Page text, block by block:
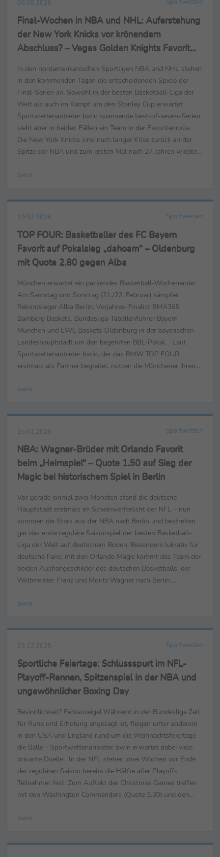
03.06.2026 Sportwetten
Final-Wochen in NBA und NHL: Auferstehung
der New York Knicks vor krönendem
Abschluss? – Vegas Golden Knights Favorit
In den nordamerikanischen Sportligen NBA und NHL stehen
in den kommenden Tagen die entscheidenden Spiele der
Final-Serien an. Sowohl in der besten Basketball-Liga der
Welt als auch im Kampf um den Stanley Cup erwartet
Sportwettenanbieter bwin spannende best-of-seven-Serien,
sieht aber in beiden Fällen ein Team in der Favoritenrolle.
Die New York Knicks sind nach langer Krise zurück an der
Spitze der NBA und zum ersten Mal nach 27 Jahren wieder
bwin
19.02.2026 Sportwetten
TOP FOUR: Basketballer des FC Bayern
Favorit auf Pokalsieg „dahoam“ – Oldenburg
mit Quote 2.80 gegen Alba
München erwartet ein packendes Basketball-Wochenende:
Am Samstag und Sonntag (21./22. Februar) kämpfen
Rekordsieger Alba Berlin, Vorjahres-Finalist BMA365
Bamberg Baskets, Bundesliga-Tabellenführer Bayern
München und EWE Baskets Oldenburg in der bayerischen
Landeshauptstadt um den begehrten BBL-Pokal. Laut
Sportwettenanbieter bwin, der das BMW TOP FOUR
erstmals als Partner begleitet, nutzen die Münchener ihren
als klarer Favorit ...
bwin
15.01.2026 Sportwetten
NBA: Wagner-Brüder mit Orlando Favorit
beim „Heimspiel“ – Quote 1.50 auf Sieg der
Magic bei historischem Spiel in Berlin
Vor gerade einmal zwei Monaten stand die deutsche
Hauptstadt erstmals im Scheinwerferlicht der NFL – nun
kommen die Stars aus der NBA nach Berlin und bestreiten
gar das erste reguläre Saisonspiel der besten Basketball-
Liga der Welt auf deutschem Boden. Besonders lukrativ für
deutsche Fans: mit den Orlando Magic kommt das Team der
beiden Aushängeschilder des deutschen Basketballs, der
Weltmeister Franz und Moritz Wagner nach Berlin.
bwin
23.12.2025 Sportwetten
Sportliche Feiertage: Schlussspurt im NFL-
Playoff-Rennen, Spitzenspiel in der NBA und
ungewöhnlicher Boxing Day
Besinnlichkeit? Fehlanzeige! Während in der Bundesliga Zeit
für Ruhe und Erholung angesagt ist, fliegen unter anderem
in den USA und England rund um die Weihnachtsfeiertage
die Bälle - Sportwettenanbieter bwin erwartet dabei viele
brisante Duelle. In der NFL stehen zwei Wochen vor Ende
der regulären Saison bereits die Hälfte aller Playoff-
Teilnehmer fest. Zum Auftakt der Christmas Games treffen
mit den Washington Commanders (Quote 3.30) und den
bwin